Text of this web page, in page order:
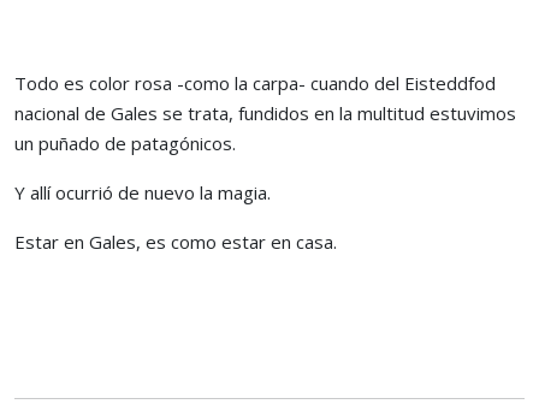
Todo es color rosa -como la carpa- cuando del Eisteddfod
nacional de Gales se trata, fundidos en la multitud estuvimos
un puñado de patagónicos.
Y allí ocurrió de nuevo la magia.
Estar en Gales, es como estar en casa.